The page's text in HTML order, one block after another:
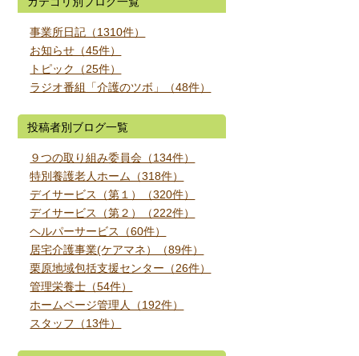
事業所日記（1310件）
お知らせ（45件）
トピック（25件）
ラジオ番組「介護のツボ」（48件）
投稿者別ブログ一覧
９つの取り組み委員会（134件）
特別養護老人ホーム（318件）
デイサービス（第１）（320件）
デイサービス（第２）（222件）
ヘルパーサービス（60件）
居宅介護事業(ケアマネ）（89件）
栗原地域包括支援センター（26件）
管理栄養士（54件）
ホームページ管理人（192件）
スタッフ（13件）